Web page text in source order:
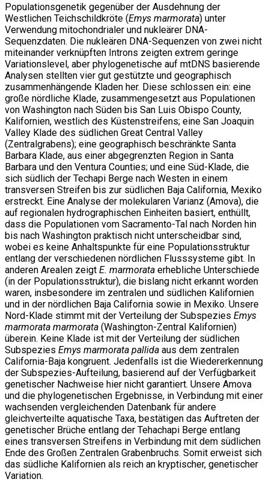
Populationsgenetik gegenüber der Ausdehnung der
Westlichen Teichschildkröte (Emys marmorata) unter
Verwendung mitochondrialer und nukleärer DNA-
Sequenzdaten. Die nukleären DNA-Sequenzen von zwei nicht
miteinander verknüpften Introns zeigten extrem geringe
Variationslevel, aber phylogenetische auf mtDNS basierende
Analysen stellten vier gut gestützte und geographisch
zusammenhängende Kladen her. Diese schlossen ein: eine
große nördliche Klade, zusammengesetzt aus Populationen
von Washington nach Süden bis San Luis Obispo County,
Kalifornien, westlich des Küstenstreifens; eine San Joaquin
Valley Klade des südlichen Great Central Valley
(Zentralgrabens); eine geographisch beschränkte Santa
Barbara Klade, aus einer abgegrenzten Region in Santa
Barbara und den Ventura Counties; und eine Süd-Klade, die
sich südlich der Techapi Berge nach Westen in einem
transversen Streifen bis zur südlichen Baja California, Mexiko
erstreckt. Eine Analyse der molekularen Varianz (Amova), die
auf regionalen hydrographischen Einheiten basiert, enthüllt,
dass die Populationen vom Sacramento-Tal nach Norden hin
bis nach Washington praktisch nicht unterscheidbar sind,
wobei es keine Anhaltspunkte für eine Populationsstruktur
entlang der verschiedenen nördlichen Flusssysteme gibt. In
anderen Arealen zeigt E. marmorata erhebliche Unterschiede
(in der Populationsstruktur), die bislang nicht erkannt worden
waren, insbesondere im zentralen und südlichen Kalifornien
und in der nördlichen Baja California sowie in Mexiko. Unsere
Nord-Klade stimmt mit der Verteilung der Subspezies Emys
marmorata marmorata (Washington-Zentral Kalifornien)
überein. Keine Klade ist mit der Verteilung der südlichen
Subspezies Emys marmorata pallida aus dem zentralen
California-Baja kongruent. Jedenfalls ist die Wiedererkennung
der Subspezies-Aufteilung, basierend auf der Verfügbarkeit
genetischer Nachweise hier nicht garantiert. Unsere Amova
und die phylogenetischen Ergebnisse, in Verbindung mit einer
wachsenden vergleichenden Datenbank für andere
gleichverteilte aquatische Taxa, bestätigen das Auftreten der
genetischer Brüche entlang der Tehachapi Berge entlang
eines transversen Streifens in Verbindung mit dem südlichen
Ende des Großen Zentralen Grabenbruchs. Somit erweist sich
das südliche Kalifornien als reich an kryptischer, genetischer
Variation.